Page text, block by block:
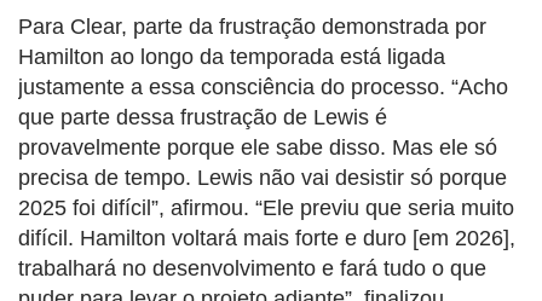
Para Clear, parte da frustração demonstrada por
Hamilton ao longo da temporada está ligada
justamente a essa consciência do processo. “Acho
que parte dessa frustração de Lewis é
provavelmente porque ele sabe disso. Mas ele só
precisa de tempo. Lewis não vai desistir só porque
2025 foi difícil”, afirmou. “Ele previu que seria muito
difícil. Hamilton voltará mais forte e duro [em 2026],
trabalhará no desenvolvimento e fará tudo o que